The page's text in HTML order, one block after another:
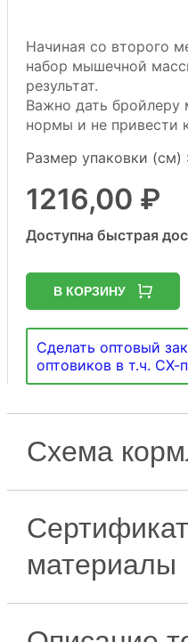
Начиная со второго
набор мышечной
результат.
Важно дать бройлеру
нормы и не привести
Размер упаковки (см)
1216,00 ₽
Доступна быстрая
В КОРЗИНУ
Сделать оптовый
оптовиков в т.ч. СХ-
Схема
материалы